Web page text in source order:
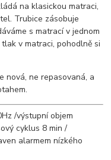
na klasickou matraci,
Trubice zásobuje
s matrací v jednom
v matraci, pohodlně si
nová, ne repasovaná, a
/výstupní objem
cyklus 8 min /
alarmem nízkého